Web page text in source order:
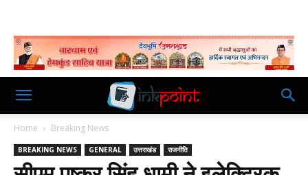
Home Breaking News
BREAKING NEWS GENERAL उत्तराखंड राजनीति